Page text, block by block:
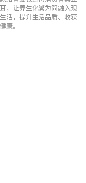
，让养生化繁为简融入现
活，提升生活品质、收获
康。